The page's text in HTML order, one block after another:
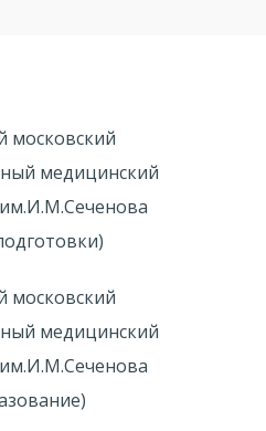
московский
медицинский
московский
медицинский